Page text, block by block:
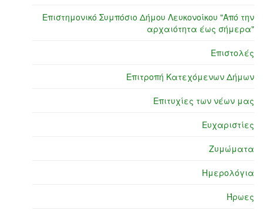
Επιστημονικό Συμπόσιο Δήμου Λευκονοίκου "Από την
αρχαιότητα έως σήμερα"
Επιστολές
Επιτροπή Κατεχόμενων Δήμων
Επιτυχίες των νέων μας
Ευχαριστίες
Ζυμώματα
Ημερολόγια
Ήρωες